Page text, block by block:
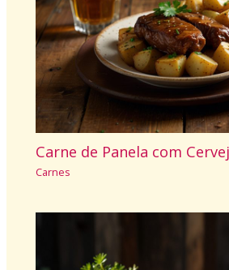
Carne de Panela com
Carnes